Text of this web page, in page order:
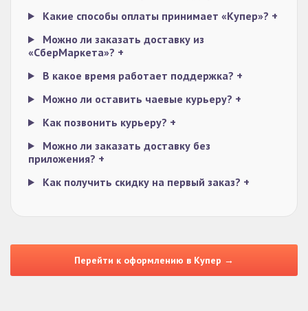
Какие способы оплаты принимает «Купер»? +
Можно ли заказать доставку из
«СберМаркета»? +
В какое время работает поддержка? +
Можно ли оставить чаевые курьеру? +
Как позвонить курьеру? +
Можно ли заказать доставку без
приложения? +
Как получить скидку на первый заказ? +
Перейти к оформлению в Купер →